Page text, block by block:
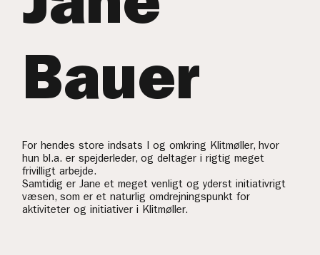
Bauer
For hendes store indsats I og omkring Klitmøller, hvor
hun bl.a. er spejderleder, og deltager i rigtig meget
frivilligt arbejde.
Samtidig er Jane et meget venligt og yderst initiativrigt
væsen, som er et naturlig omdrejningspunkt for
aktiviteter og initiativer i Klitmøller.